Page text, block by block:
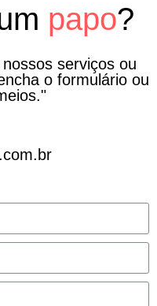
papo?
serviços ou
o formulário ou